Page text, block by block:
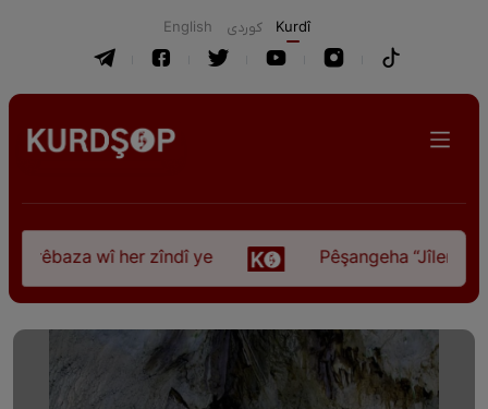
English كوردی Kurdî
wî her zîndî ye Pêşangeha “Jîlemo” li Hewlêrê